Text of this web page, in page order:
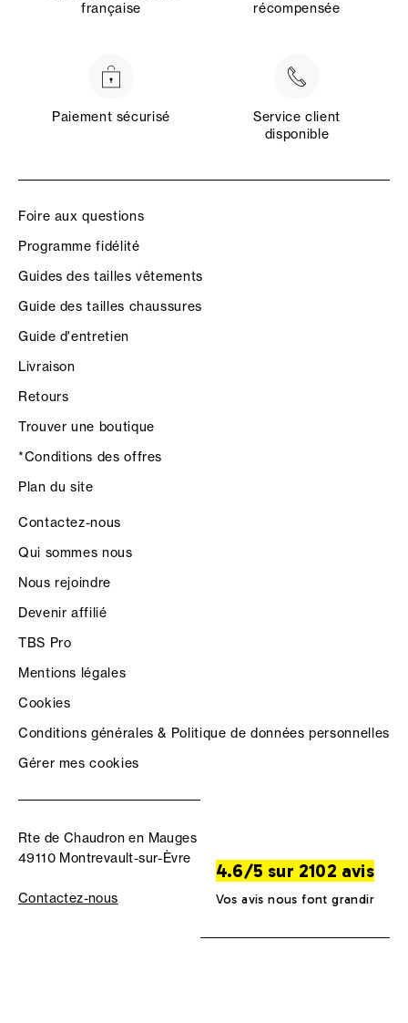
française
récompensée
Paiement sécurisé
Service client
disponible
Foire aux questions
Programme fidélité
Guides des tailles vêtements
Guide des tailles chaussures
Guide d'entretien
Livraison
Retours
Trouver une boutique
*Conditions des offres
Plan du site
Contactez-nous
Qui sommes nous
Nous rejoindre
Devenir affilié
TBS Pro
Mentions légales
Cookies
Conditions générales & Politique de données personnelles
Gérer mes cookies
Rte de Chaudron en Mauges
49110 Montrevault-sur-Èvre
Contactez-nous
4.6/5 sur 2102 avis
Vos avis nous font grandir